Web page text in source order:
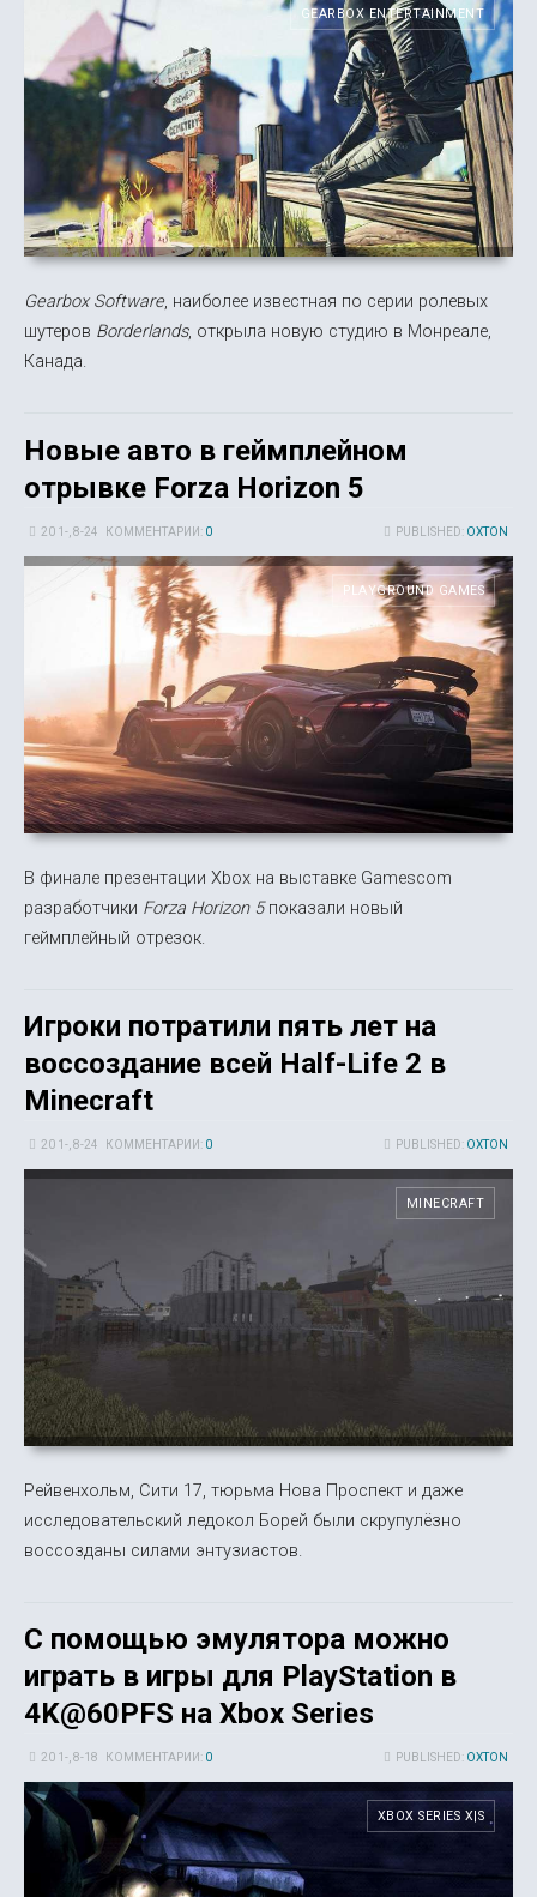
GEARBOX ENTERTAINMENT
Gearbox Software, наиболее известная по серии ролевых
шутеров Borderlands, открыла новую студию в Монреале,
Канада.
Новые авто в геймплейном
отрывке Forza Horizon 5
PUBLISHED: OXTON
20 1-, 8-24 КОММЕНТАРИИ: 0
PLAYGROUND GAMES
В финале презентации Xbox на выставке Gamescom
разработчики Forza Horizon 5показали новый
геймплейный отрезок.
Игроки потратили пять лет на
воссоздание всей Half-Life 2 в
Minecraft
PUBLISHED: OXTON
20 1-, 8-24 КОММЕНТАРИИ: 0
MINECRAFT
Рейвенхольм, Сити 17, тюрьма Нова Проспект и даже
исследовательский ледокол Борей были скрупулёзно
воссозданы силами энтузиастов.
С помощью эмулятора можно
играть в игры для PlayStation в
4K@60PFS на Xbox Series
PUBLISHED: OXTON
20 1-, 8-18 КОММЕНТАРИИ: 0
XBOX SERIES X|S